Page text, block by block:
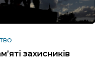
захисників